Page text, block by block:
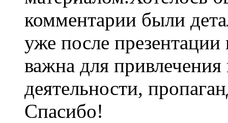
комментарии были
уже после
важна для привлечения
деятельности,
Спасибо!